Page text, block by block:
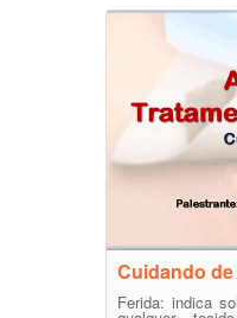
Cuidando
Ferida: indica